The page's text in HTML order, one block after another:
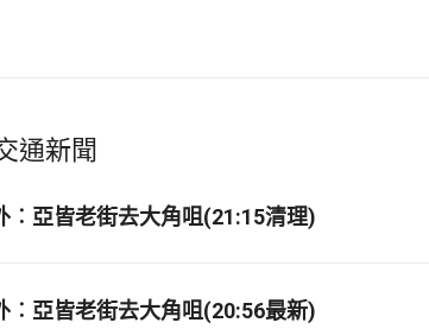
通新聞
︰亞皆老街去大角咀(21:15清理)
︰亞皆老街去大角咀(20:56最新)